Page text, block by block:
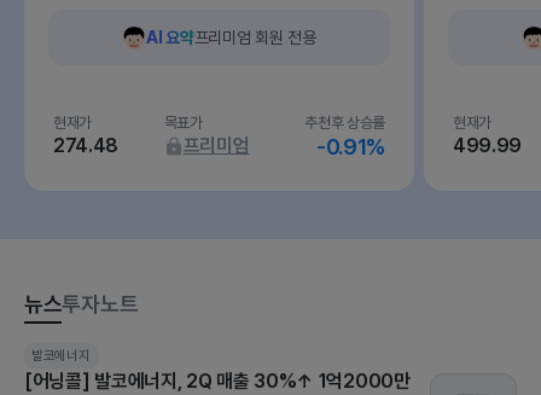
AI 요약프리미엄 회원 전용
현재가
274.48
목표가
프리미엄
추천후 상승률
-0.91%
현재가
499.99
뉴스투자노트
발코에너지
[어닝콜] 발코에너지, 2Q 매출 30%↑ 1억2000만
[US STOCK BRIEF] 고용 충격에 금리인상 기대 급후퇴…S&P5
00·나스닥 사상 최고